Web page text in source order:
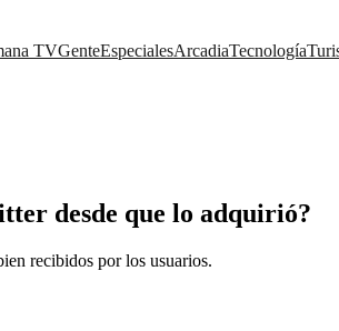
TVGenteEspecialesArcadiaTecnología
desde que lo adquirió?
recibidos por los usuarios.